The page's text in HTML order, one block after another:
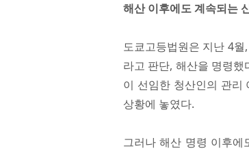
해산 이후에도 계속되는
도쿄고등법원은 지난 4
라고 판단, 해산을 명령
이 선임한 청산인의 관리
상황에 놓였다.
그러나 해산 명령 이후에